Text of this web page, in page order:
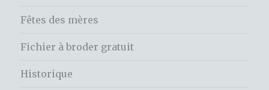
Fêtes des mères
Fichier à broder gratuit
Historique